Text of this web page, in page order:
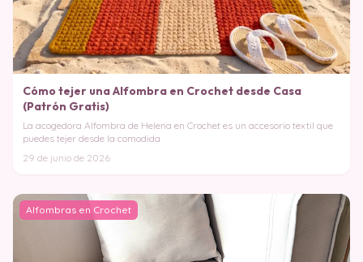
Cómo tejer una Alfombra en Crochet desde Casa
(Patrón Gratis)
La acogedora Alfombra de Helena en Crochet es un accesorio textil que
puedes tejer desde la comodida
29 de junio de 2026
Alfombras en Crochet